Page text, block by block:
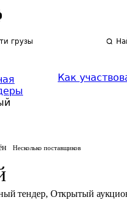
грузы
Как
Несколько поставщиков
тендер, Открытый